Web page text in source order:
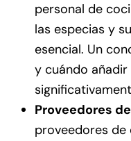
personal de
las especias y
esencial. Un
y cuándo
Proveedores
proveedores de